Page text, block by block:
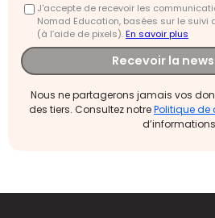
J'accepte de recevoir les
Nomad Education, basées sur le suivi
(à l’aide de pixels).En savoir plus
Recevoir la
Nous ne partagerons jamais vos
des tiers. Consultez notrePolitique